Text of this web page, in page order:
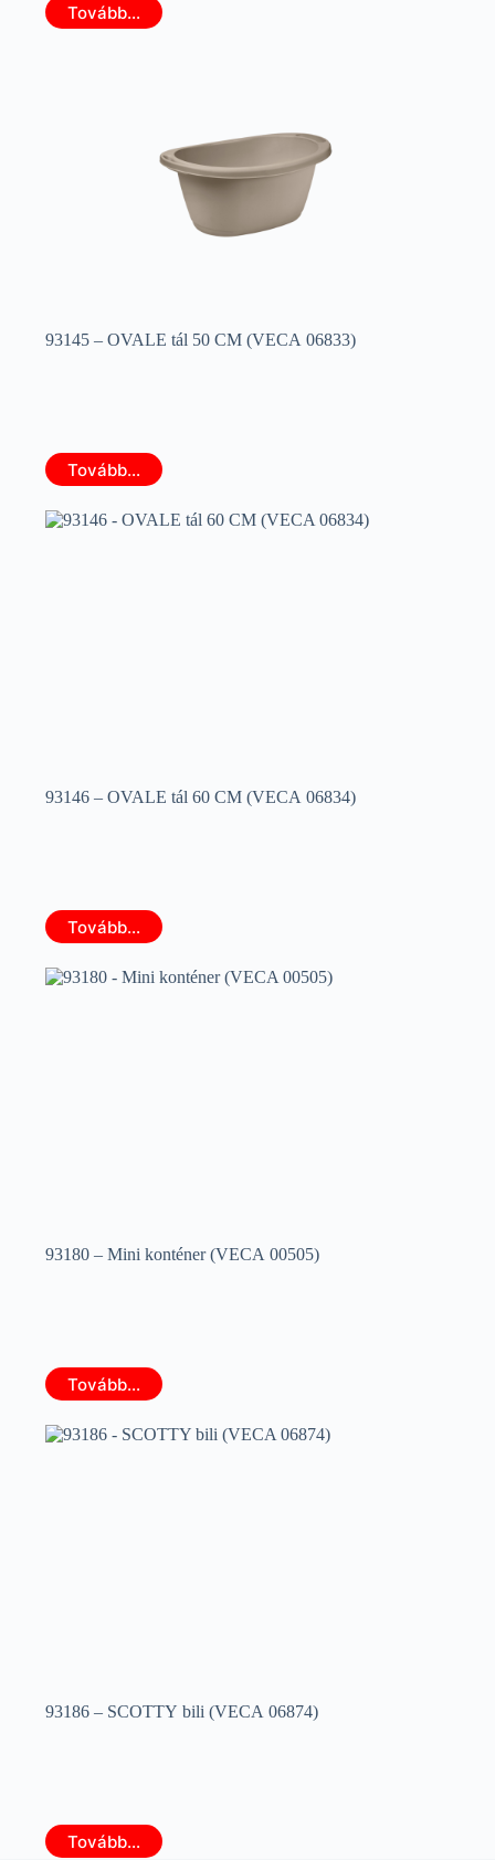
Tovább...
93145 – OVALE tál 50 CM (VECA 06833)
Tovább...
93146 – OVALE tál 60 CM (VECA 06834)
Tovább...
93180 – Mini konténer (VECA 00505)
Tovább...
93186 – SCOTTY bili (VECA 06874)
Tovább...